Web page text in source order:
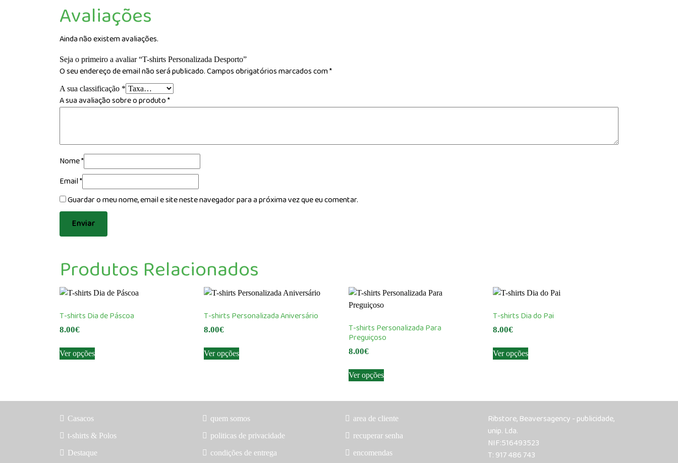
Avaliações
Ainda não existem avaliações.
Seja o primeiro a avaliar “T-shirts Personalizada Desporto”
O seu endereço de email não será publicado.Campos obrigatórios marcados com*
A sua classificação *
A sua avaliação sobre o produto*
Nome*
Email*
Guardar o meu nome, email e site neste navegador para a próxima vez que eu comentar.
Produtos Relacionados
T-shirts Dia de Páscoa
8.00€
Ver opçõesproduct
chosen
T-shirts Personalizada Aniversário
8.00€
Ver opçõesproduct
options
chosen
T-shirts Personalizada Para
Preguiçoso
8.00€
Ver opçõesproduct
multiple
variants.
options
may
T-shirts Dia do Pai
8.00€
Ver opçõesproduct
options
be
chosen
Casacos
t-shirts & Polos
Destaque
quem somos
politicas de privacidade
condições de entrega
area de cliente
recuperar senha
encomendas
Ribstore, Beaversagency - publicidade,
unip. Lda.
NIF:516493523
T: 917 486 743